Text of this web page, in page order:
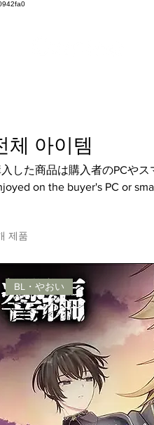
체 아이템
した商品は購入者のPCや
on the buyer's PC or
제품
BL・やおい